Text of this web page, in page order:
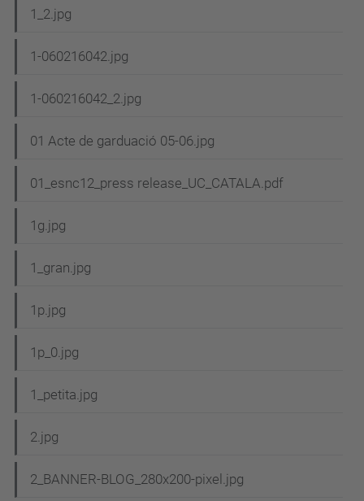
i
ó
1_2.jpg
1-060216042.jpg
1-060216042_2.jpg
01 Acte de garduació 05-06.jpg
01_esnc12_press release_UC_CATALA.pdf
1g.jpg
1_gran.jpg
1p.jpg
1p_0.jpg
1_petita.jpg
2.jpg
2_BANNER-BLOG_280x200-pixel.jpg